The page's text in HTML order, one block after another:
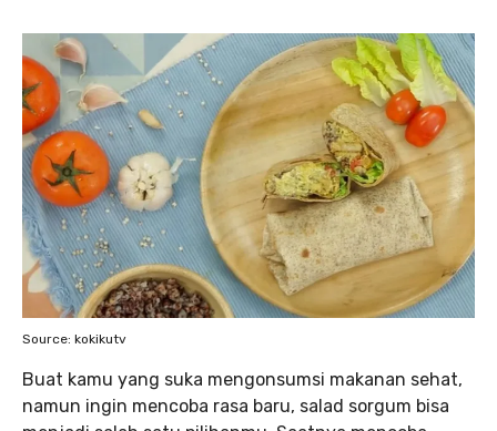
Source: kokikutv
Buat kamu yang suka mengonsumsi makanan sehat,
namun ingin mencoba rasa baru, salad sorgum bisa